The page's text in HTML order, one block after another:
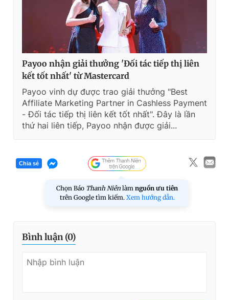
Payoo nhận giải thưởng 'Đối tác tiếp thị liên
kết tốt nhất' từ Mastercard
Payoo vinh dự được trao giải thưởng "Best
Affiliate Marketing Partner in Cashless Payment
- Đối tác tiếp thị liên kết tốt nhất". Đây là lần
thứ hai liên tiếp, Payoo nhận được giải...
Chia sẻ
Chọn Báo Thanh Niên làm nguồn ưu tiên
trên Google tìm kiếm. Xem hướng dẫn.
Bình luận (0)